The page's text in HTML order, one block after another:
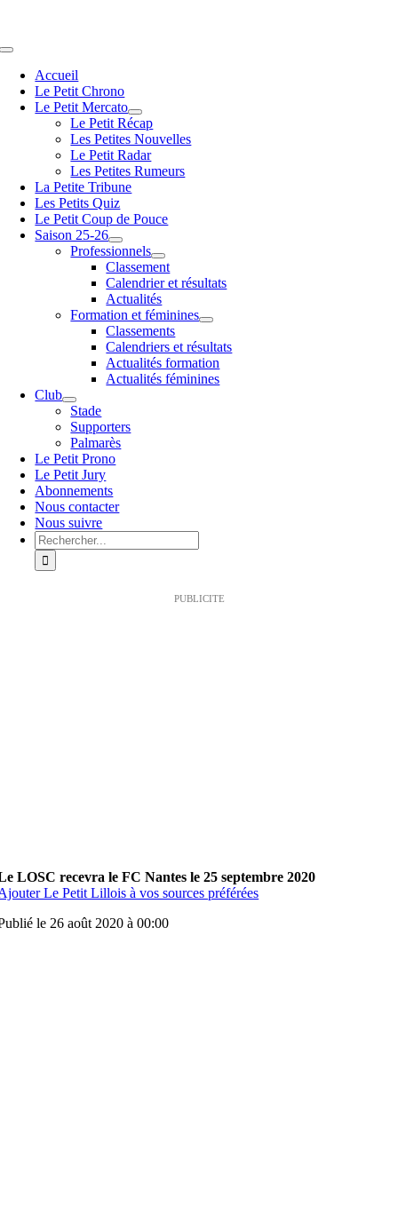
contenu
Navigation
basculeAccueil
Le Petit Chrono
Le Petit Mercato
Le Petit Récap
Les Petites Nouvelles
Le Petit Radar
Les Petites Rumeurs
La Petite Tribune
Les Petits Quiz
Le Petit Coup de Pouce
Saison 25-26
Professionnels
Classement
Calendrier et résultats
Actualités
Formation et féminines
Classements
Calendriers et résultats
Actualités formation
Actualités féminines
Club
Stade
Supporters
Palmarès
Le Petit Prono
Le Petit Jury
Abonnements
Nous contacter
Nous suivre
Rechercher:
PUBLICITE
LOSC recevra le FC Nantes le 25 septembre 2020
Le Petit Lillois à vos sources préférées
le 26 août 2020 à 00:00